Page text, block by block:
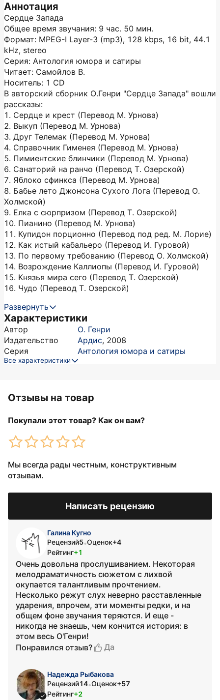
Аннотация
Сердце Запада
Общее время звучания: 9 час. 50 мин.
Формат: MPEG-I Layer-3 (mp3), 128 kbps, 16 bit, 44.1
kHz, stereo
Серия: Антология юмора и сатиры
Читает: Самойлов В.
Носитель: 1 CD
В авторский сборник О.Генри "Сердце Запада" вошли
рассказы:
1. Сердце и крест (Перевод М. Урнова)
2. Выкуп (Перевод М. Урнова)
3. Друг Телемак (Перевод М. Урнова)
4. Справочник Гименея (Перевод М. Урнова)
5. Пимиентские блинчики (Перевод М. Урнова)
6. Санаторий на ранчо (Перевод Т. Озерской)
7. Яблоко сфинкса (Перевод М. Урнова)
8. Бабье лето Джонсона Сухого Лога (Перевод О.
Холмской)
9. Елка с сюрпризом (Перевод Т. Озерской)
10. Пианино (Перевод М. Урнова)
11. Купидон порционно (Перевод под ред. М. Лорие)
12. Как истый кабальеро (Перевод И. Гуровой)
13. По первому требованию (Перевод О. Холмской)
14. Возрождение Каллиопы (Перевод И. Гуровой)
15. Князья мира сего (Перевод Т. Озерской)
16. Чудо (Перевод Т. Озерской)
Развернуть
Характеристики
Автор
О. Генри
Издательство
Ардис, 2008
Серия
Антология юмора и сатиры
Все характеристики
Отзывы на товар
Покупали этот товар? Как он вам?
Мы всегда рады честным, конструктивным
отзывам.
Написать рецензию
Галина Кугно
Рецензий5•Оценок+4
Рейтинг+1
Очень довольна прослушиванием. Некоторая
мелодраматичность сюжетом с лихвой
окупается талантливым прочтением.
Несколько режут слух неверно расставленные
ударения, впрочем, эти моменты редки, и на
общем фоне звучания теряются. И еще -
никогда не знаешь, чем кончится история: в
этом весь О'Генри!
Понравился отзыв?
Да
Надежда Рыбакова
Рецензий14•Оценок+57
Рейтинг+2